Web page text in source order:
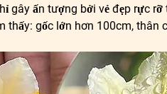
gây ấn tượng bởi vẻ đẹp rực
thấy: gốc lớn hơn 100cm, thân